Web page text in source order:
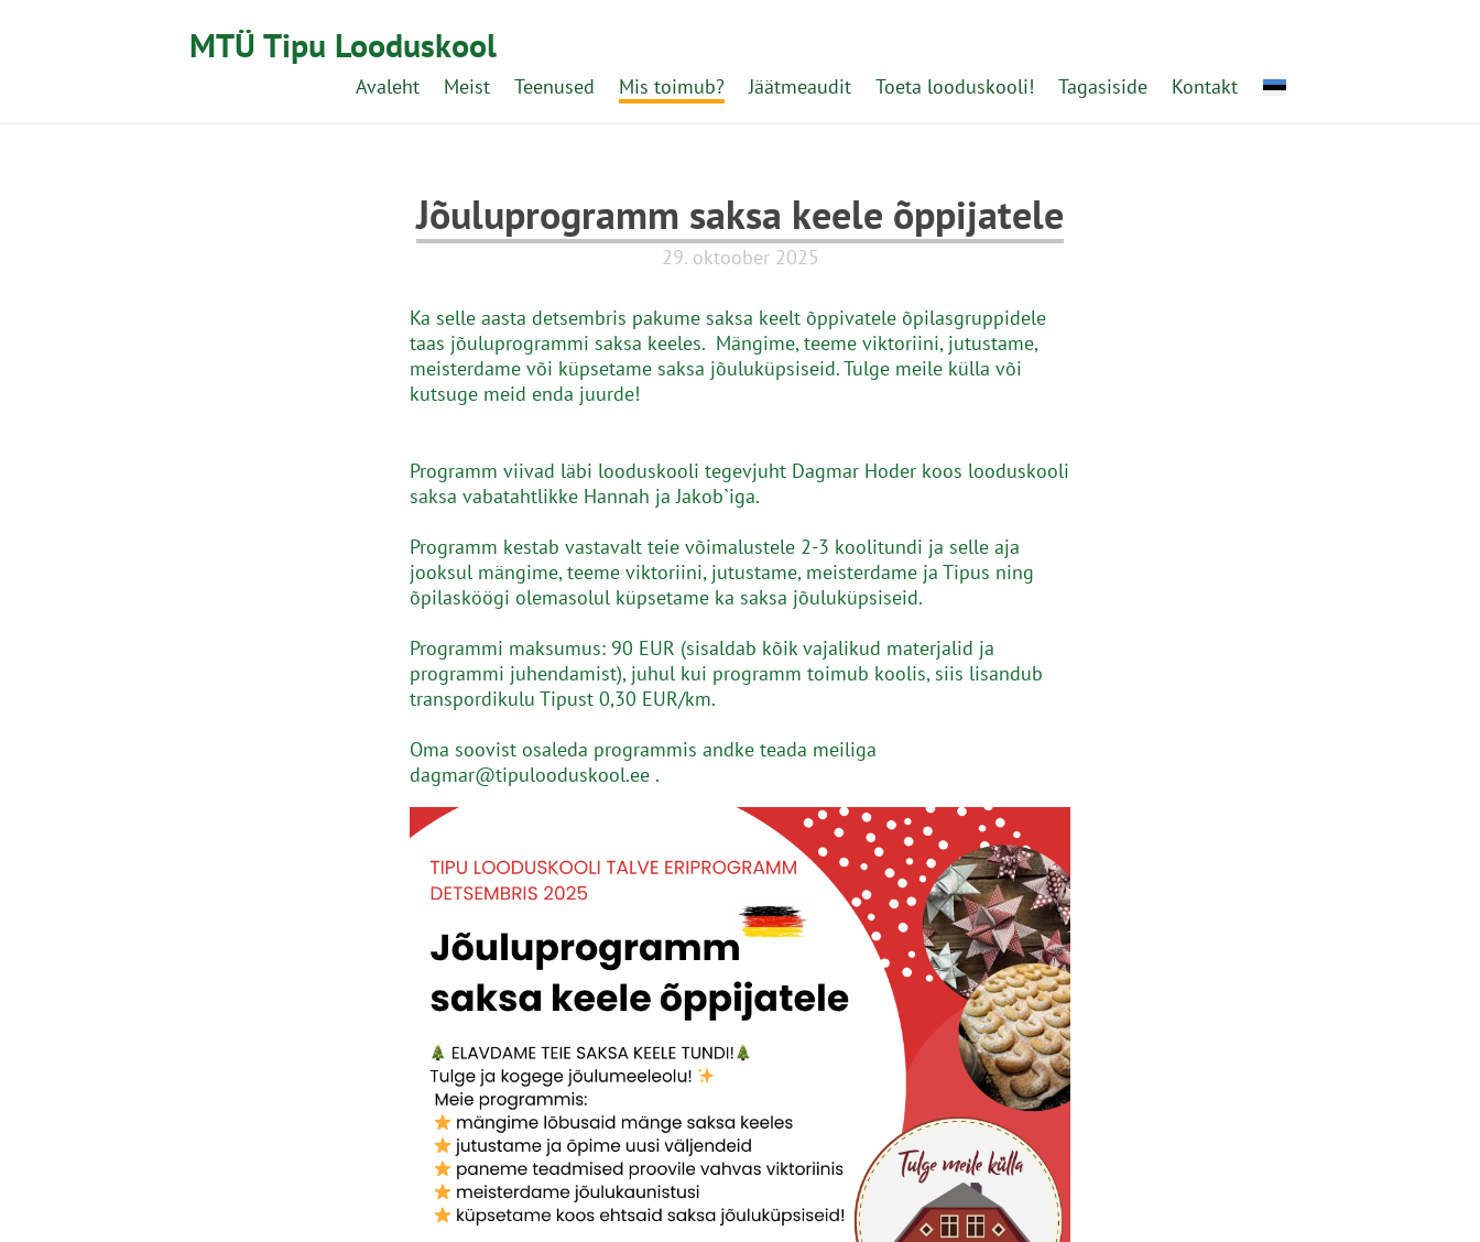
MTÜ Tipu Looduskool
Avaleht Meist Teenused Mis toimub? Jäätmeaudit Toeta looduskooli! Tagasiside Kontakt
Jõuluprogramm saksa keele õppijatele
29. oktoober 2025
Ka selle aasta detsembris pakume saksa keelt õppivatele õpilasgruppidele
taas jõuluprogrammi saksa keeles. Mängime, teeme viktoriini, jutustame,
meisterdame või küpsetame saksa jõuluküpsiseid. Tulge meile külla või
kutsuge meid enda juurde!
Programm viivad läbi looduskooli tegevjuht Dagmar Hoder koos looduskooli
saksa vabatahtlikke Hannah ja Jakob`iga.
Programm kestab vastavalt teie võimalustele 2-3 koolitundi ja selle aja
jooksul mängime, teeme viktoriini, jutustame, meisterdame ja Tipus ning
õpilasköögi olemasolul küpsetame ka saksa jõuluküpsiseid.
Programmi maksumus: 90 EUR (sisaldab kõik vajalikud materjalid ja
programmi juhendamist), juhul kui programm toimub koolis, siis lisandub
transpordikulu Tipust 0,30 EUR/km.
Oma soovist osaleda programmis andke teada meiliga
dagmar@tipulooduskool.ee .